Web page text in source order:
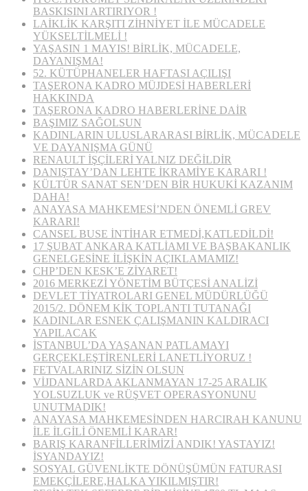
BASKISINI ARTIRIYOR !
LAİKLİK KARŞITI ZİHNİYET İLE MÜCADELE
YÜKSELTİLMELİ !
YAŞASIN 1 MAYIS! BİRLİK, MÜCADELE,
DAYANIŞMA!
52. KÜTÜPHANELER HAFTASI AÇILIŞI
TAŞERONA KADRO MÜJDESİ HABERLERİ
HAKKINDA
TAŞERONA KADRO HABERLERİNE DAİR
BAŞIMIZ SAĞOLSUN
KADINLARIN ULUSLARARASI BİRLİK, MÜCADELE
VE DAYANIŞMA GÜNÜ
RENAULT İŞÇİLERİ YALNIZ DEĞİLDİR
DANIŞTAY’DAN LEHTE İKRAMİYE KARARI !
KÜLTÜR SANAT SEN’DEN BİR HUKUKİ KAZANIM
DAHA!
ANAYASA MAHKEMESİ’NDEN ÖNEMLİ GREV
KARARI!
CANSEL BUSE İNTİHAR ETMEDİ,KATLEDİLDİ!
17 ŞUBAT ANKARA KATLİAMI VE BAŞBAKANLIK
GENELGESİNE İLİŞKİN AÇIKLAMAMIZ!
CHP’DEN KESK’E ZİYARET!
2016 MERKEZİ YÖNETİM BÜTÇESİ ANALİZİ
DEVLET TİYATROLARI GENEL MÜDÜRLÜĞÜ
2015/2. DÖNEM KİK TOPLANTI TUTANAĞI
KADINLAR ESNEK ÇALIŞMANIN KALDIRACI
YAPILACAK
İSTANBUL’DA YAŞANAN PATLAMAYI
GERÇEKLEŞTİRENLERİ LANETLİYORUZ !
FETVALARINIZ SİZİN OLSUN
VİJDANLARDA AKLANMAYAN 17-25 ARALIK
YOLSUZLUK ve RÜŞVET OPERASYONUNU
UNUTMADIK!
ANAYASA MAHKEMESİNDEN HARCIRAH KANUNU
İLE İLGİLİ ÖNEMLİ KARAR!
BARIŞ KARANFİLLERİMİZİ ANDIK! YASTAYIZ!
İSYANDAYIZ!
SOSYAL GÜVENLİKTE DÖNÜŞÜMÜN FATURASI
EMEKÇİLERE,HALKA YIKILMIŞTIR!